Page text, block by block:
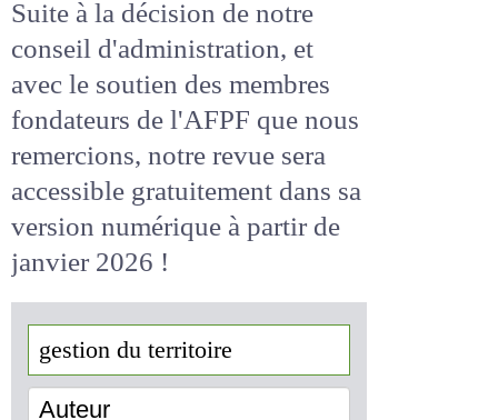
Suite à la décision de notre
conseil d'administration, et
avec le soutien des membres
fondateurs de l'AFPF que nous
remercions, notre revue sera
accessiblegratuitementdans
sa version numérique
de janvier 2026 !